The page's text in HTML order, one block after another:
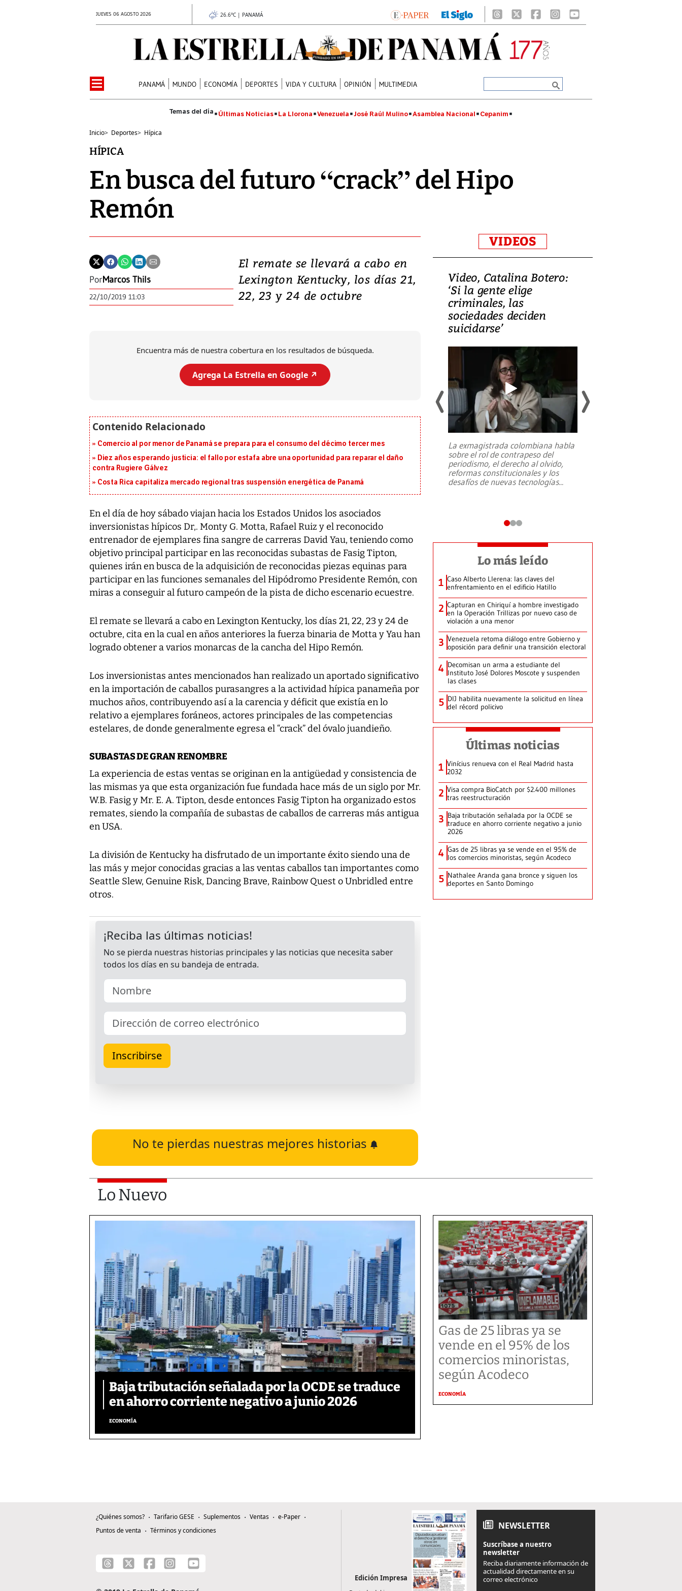
JUEVES 06 AGOSTO 2026 26.6°C | PANAMÁ
PANAMÁ MUNDO ECONOMÍA DEPORTES VIDA Y CULTURA OPINIÓN MULTIMEDIA
Últimas Noticias La Llorona Venezuela José Raúl Mulino Asamblea Nacional Cepanim
Inicio> Deportes> Hípica
HÍPICA
En busca del futuro “crack” del Hipo
Remón
PorMarcos Thils
22/10/2019 11:03
El remate se llevará a cabo en
Lexington Kentucky, los días 21,
22, 23 y 24 de octubre
Encuentra más de nuestra cobertura en los resultados de búsqueda.
Agrega La Estrella en Google ↗️
Comercio al por menor de Panamá se prepara para el consumo del décimo tercer mes
Diez años esperando justicia: el fallo por estafa abre una oportunidad para reparar el daño
contra Rugiere Gálvez
Costa Rica capitaliza mercado regional tras suspensión energética de Panamá
En el día de hoy sábado viajan hacia los Estados Unidos los asociados
inversionistas hípicos Dr,. Monty G. Motta, Rafael Ruiz y el reconocido
entrenador de ejemplares fina sangre de carreras David Yau, teniendo como
objetivo principal participar en las reconocidas subastas de Fasig Tipton,
quienes irán en busca de la adquisición de reconocidas piezas equinas para
participar en las funciones semanales del Hipódromo Presidente Remón, con
miras a conseguir al futuro campeón de la pista de dicho escenario ecuestre.
El remate se llevará a cabo en Lexington Kentucky, los días 21, 22, 23 y 24 de
octubre, cita en la cual en años anteriores la fuerza binaria de Motta y Yau han
logrado obtener a varios monarcas de la cancha del Hipo Remón.
Los inversionistas antes mencionados han realizado un aportado significativo
en la importación de caballos purasangres a la actividad hípica panameña por
muchos años, contribuyendo así a la carencia y déficit que existía en lo
relativo a ejemplares foráneos, actores principales de las competencias
estelares, de donde generalmente egresa el “crack” del óvalo juandieño.
SUBASTAS DE GRAN RENOMBRE
La experiencia de estas ventas se originan en la antigüedad y consistencia de
las mismas ya que esta organización fue fundada hace más de un siglo por Mr.
W.B. Fasig y Mr. E. A. Tipton, desde entonces Fasig Tipton ha organizado estos
remates, siendo la compañía de subastas de caballos de carreras más antigua
en USA.
La división de Kentucky ha disfrutado de un importante éxito siendo una de
las más y mejor conocidas gracias a las ventas caballos tan importantes como
Seattle Slew, Genuine Risk, Dancing Brave, Rainbow Quest o Unbridled entre
otros.
No te pierdas nuestras mejores historias
VIDEOS
Video, Japón: Terremoto
deja heridos y graves
daños en Kumamoto
Un fuerte terremoto de magnitud
julio en la prefectura de Kumamoto,
al sur de Japón, provocando una
emergencia de gran...
Video, Catalina Botero:
‘Si la gente elige
criminales, las
sociedades deciden
suicidarse’
La exmagistrada colombiana habla
sobre el rol de contrapeso del
periodismo, el derecho al olvido,
reformas constitucionales y los
desafíos de nuevas tecnologías...
Lo más leído
1 Caso Alberto Llerena: las claves del
enfrentamiento en el edificio Hatillo
2 Capturan en Chiriquí a hombre investigado
en la Operación Trillizas por nuevo caso de
violación a una menor
3 Venezuela retoma diálogo entre Gobierno y
oposición para definir una transición electoral
4 Decomisan un arma a estudiante del
Instituto José Dolores Moscote y suspenden
las clases
5 DIJ habilita nuevamente la solicitud en línea
del récord policivo
Últimas noticias
1 Vinícius renueva con el Real Madrid hasta
2032
2 Visa compra BioCatch por $2.400 millones
tras reestructuración
3 Baja tributación señalada por la OCDE se
traduce en ahorro corriente negativo a junio
2026
4 Gas de 25 libras ya se vende en el 95% de
los comercios minoristas, según Acodeco
5 Nathalee Aranda gana bronce y siguen los
deportes en Santo Domingo
Lo Nuevo
Baja tributación señalada por la OCDE se traduce
en ahorro corriente negativo a junio 2026
ECONOMÍA
Gas de 25 libras ya se
vende en el 95% de los
comercios minoristas,
según Acodeco
ECONOMÍA
¿Quiénes somos? Tarifario GESE Suplementos Ventas
e-Paper
Puntos de venta
Términos y condiciones
Edición Impresa
NEWSLETTER
Suscríbase a nuestro
newsletter
Reciba diariamente información de
actualidad directamente en su
correo electrónico